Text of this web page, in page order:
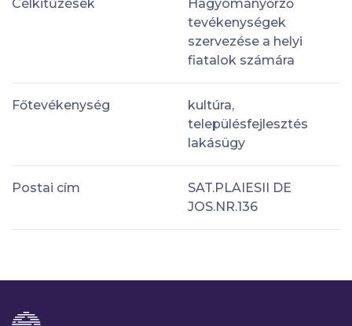
Célkitűzések
Hagyományőrző
tevékenységek
szervezése a helyi
fiatalok számára
Főtevékenység
kultúra,
településfejlesztés
lakásügy
Postai cím
SAT.PLAIESII DE
JOS.NR.136